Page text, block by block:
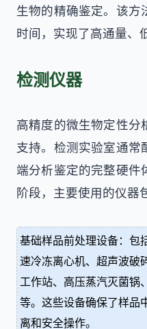
生物的精确鉴定。该方
时间，实现了高通量、
检测仪器
高精度的微生物定性分
支持。检测实验室通常
端分析鉴定的完整硬件
阶段，主要使用的仪器
基础样品前处理设备：包
速冷冻离心机、超声波破
工作站、高压蒸汽灭菌锅
等。这些设备确保了样品
离和安全操作。